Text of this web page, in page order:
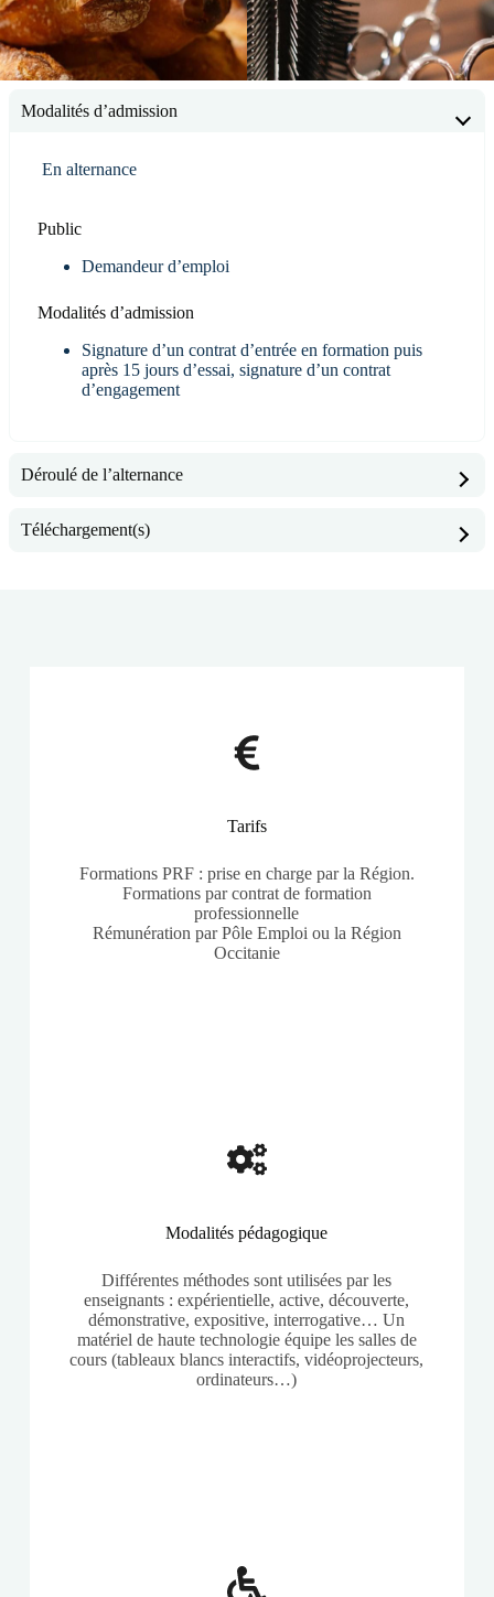
Modalités d’admission
En alternance
Public
Demandeur d’emploi
Modalités d’admission
Signature d’un contrat d’entrée en formation puis
après 15 jours d’essai, signature d’un contrat
d’engagement
Déroulé de l’alternance
Téléchargement(s)
Tarifs
Formations PRF : prise en charge par la Région.
Formations par contrat de formation
professionnelle
Rémunération par Pôle Emploi ou la Région
Occitanie
Modalités pédagogique
Différentes méthodes sont utilisées par les
enseignants : expérientielle, active, découverte,
démonstrative, expositive, interrogative… Un
matériel de haute technologie équipe les salles de
cours (tableaux blancs interactifs, vidéoprojecteurs,
ordinateurs…)